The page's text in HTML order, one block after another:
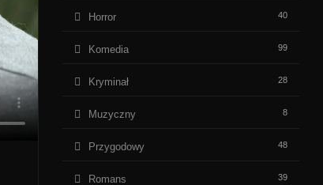
Horror 40
Komedia 99
Kryminał 28
Muzyczny 8
Przygodowy 48
Romans 39